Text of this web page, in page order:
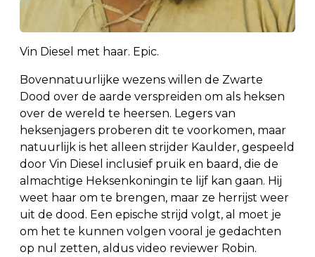
Vin Diesel met haar. Epic.
Bovennatuurlijke wezens willen de Zwarte
Dood over de aarde verspreiden om als heksen
over de wereld te heersen. Legers van
heksenjagers proberen dit te voorkomen, maar
natuurlijk is het alleen strijder Kaulder, gespeeld
door Vin Diesel inclusief pruik en baard, die de
almachtige Heksenkoningin te lijf kan gaan. Hij
weet haar om te brengen, maar ze herrijst weer
uit de dood. Een epische strijd volgt, al moet je
om het te kunnen volgen vooral je gedachten
op nul zetten, aldus video reviewer Robin.